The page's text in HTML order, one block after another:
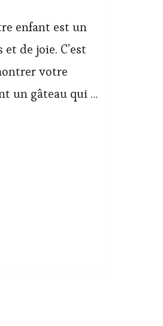
enfant est un
de joie. C’est
votre
un gâteau qui …